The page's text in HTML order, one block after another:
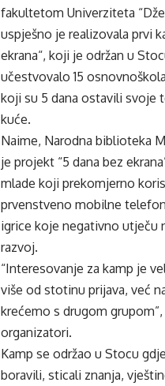
fakultetom Univerziteta
uspješno je realizovala prvi
ekrana“, koji je održan u
učestvovalo 15
koji su 5 dana ostavili svoje
kuće.
Naime, Narodna biblioteka
je projekt “5 dana bez
mlade koji prekomjerno
prvenstveno mobilne
igrice koje negativno utječu
razvoj.
“Interesovanje za kamp je
više od stotinu prijava, već
krećemo s drugom
organizatori.
Kamp se održao u Stocu
boravili, sticali znanja,